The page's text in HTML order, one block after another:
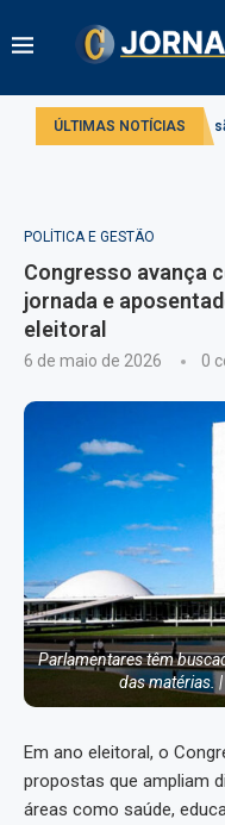
ÚLTIMAS NOTÍCIAS
Comissão debate
POLÍTICA E GESTÃO
Congresso avança
jornada e
eleitoral
6 de maio de 2026 0
Parlamentares têm
das matérias.
Em ano eleitoral, o
propostas que ampliam
áreas como saúde,